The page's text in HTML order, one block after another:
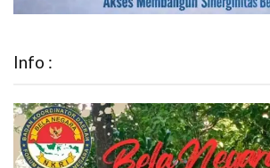
Info :